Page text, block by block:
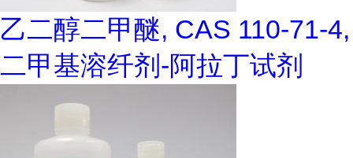
乙二醇二甲醚, CAS 110-71-4,
二甲基溶纤剂-阿拉丁试剂